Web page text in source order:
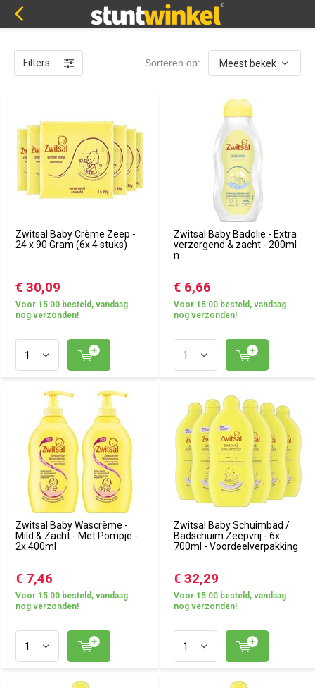
Filters Sorteren op:
Zwitsal Baby Crème Zeep -
24 x 90 Gram (6x 4 stuks)
€ 30,09
Voor 15:00 besteld, vandaag
nog verzonden!
Zwitsal Baby Badolie - Extra
verzorgend & zacht - 200ml
n
€ 6,66
Voor 15:00 besteld, vandaag
nog verzonden!
Zwitsal Baby Wascrème -
Mild & Zacht - Met Pompje -
2x 400ml
€ 7,46
Voor 15:00 besteld, vandaag
nog verzonden!
Zwitsal Baby Schuimbad /
Badschuim Zeepvrij - 6x
700ml - Voordeelverpakking
€ 32,29
Voor 15:00 besteld, vandaag
nog verzonden!